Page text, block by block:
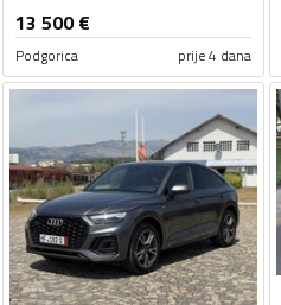
13 500€
Podgorica prije 4 dana